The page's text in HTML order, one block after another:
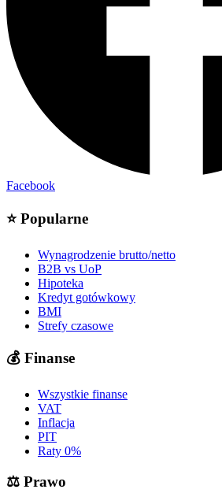
Facebook
⭐ Popularne
Wynagrodzenie brutto/netto
B2B vs UoP
Hipoteka
Kredyt gotówkowy
BMI
Strefy czasowe
💰 Finanse
Wszystkie finanse
VAT
Inflacja
PIT
Raty 0%
⚖️ Prawo